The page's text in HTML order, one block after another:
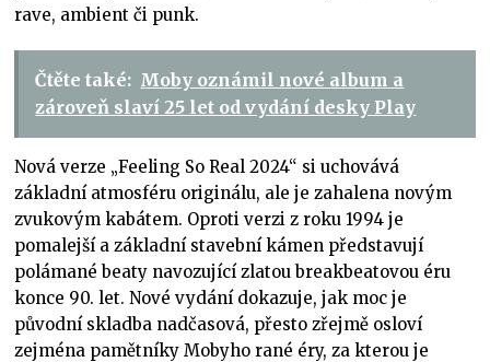
rave, ambient či punk.
Čtěte také: Moby oznámil nové album a
zároveň slaví 25 let od vydání desky Play
Nová verze „Feeling So Real 2024“ si uchovává
základní atmosféru originálu, ale je zahalena novým
zvukovým kabátem. Oproti verzi z roku 1994 je
pomalejší a základní stavební kámen představují
polámané beaty navozující zlatou breakbeatovou éru
konce 90. let. Nové vydání dokazuje, jak moc je
původní skladba nadčasová, přesto zřejmě osloví
zejména pamětníky Mobyho rané éry, za kterou je